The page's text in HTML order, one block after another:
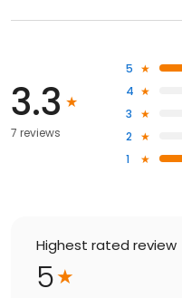
3.3
7 reviews
5
4
3
2
1
Highest rated review
5